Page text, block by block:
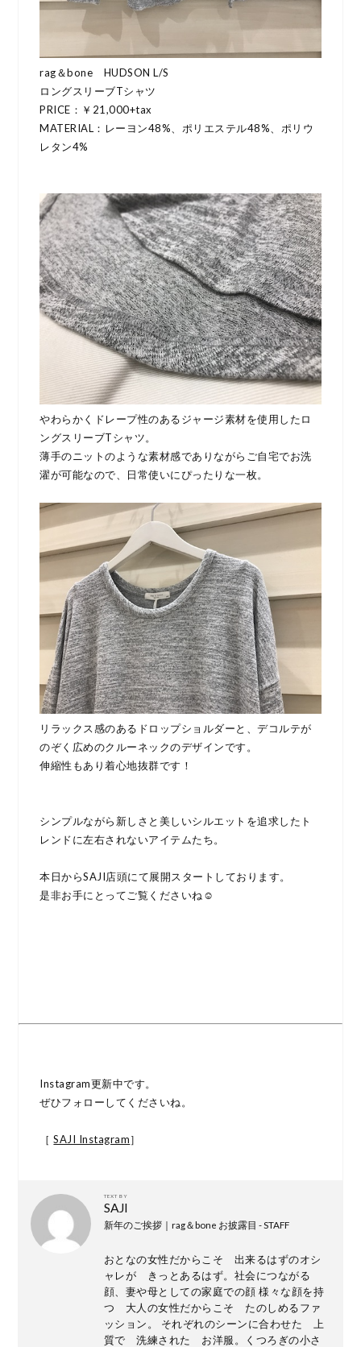
rag＆bone HUDSON L/S
ロングスリーブTシャツ
PRICE：￥21,000+tax
MATERIAL：レーヨン48%、ポリエステル48%、ポリウ
レタン4%
やわらかくドレープ性のあるジャージ素材を使用したロ
ングスリーブTシャツ。
薄手のニットのような素材感でありながらご自宅でお洗
濯が可能なので、日常使いにぴったりな一枚。
リラックス感のあるドロップショルダーと、デコルテが
のぞく広めのクルーネックのデザインです。
伸縮性もあり着心地抜群です！
シンプルながら新しさと美しいシルエットを追求したト
レンドに左右されないアイテムたち。
本日からSAJI店頭にて展開スタートしております。
是非お手にとってご覧くださいね☺︎
Instagram更新中です。
ぜひフォローしてくださいね。
［SAJI Instagram］
TEXT BY
SAJI
新年のご挨拶｜rag＆bone お披露目 - STAFF
おとなの女性だからこそ 出来るはずのオシ
ャレが きっとあるはず。社会につながる
顔、妻や母としての家庭での顔 様々な顔を持
つ 大人の女性だからこそ たのしめるファ
ッション。 それぞれのシーンに合わせた 上
質で 洗練された お洋服。くつろぎの小さ